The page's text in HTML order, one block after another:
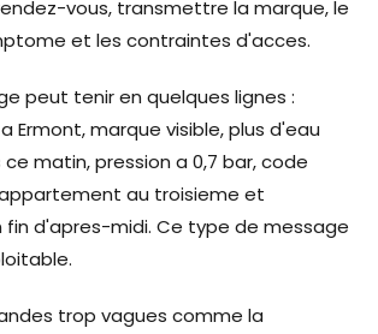
vous, transmettre la marque, le
et les contraintes d'acces.
peut tenir en quelques lignes :
Ermont, marque visible, plus d'eau
matin, pression a 0,7 bar, code
au troisieme et
fin d'apres-midi. Ce type de message
trop vagues comme la